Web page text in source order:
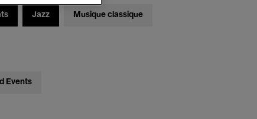
Jazz Musique classique
Events